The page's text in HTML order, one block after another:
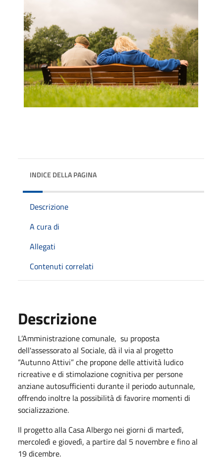
INDICE DELLA PAGINA
Descrizione
A cura di
Allegati
Contenuti correlati
Descrizione
L’Amministrazione comunale, su proposta
dell'assessorato al Sociale, dà il via al progetto
“Autunno Attivi” che propone delle attività ludico
ricreative e di stimolazione cognitiva per persone
anziane autosufficienti durante il periodo autunnale,
offrendo inoltre la possibilità di favorire momenti di
socializzazione.
Il progetto alla Casa Albergo nei giorni di martedì,
mercoledì e giovedì, a partire dal 5 novembre e fino al
19 dicembre.